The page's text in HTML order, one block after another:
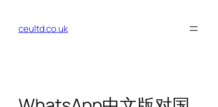
content
ceultd.co.uk